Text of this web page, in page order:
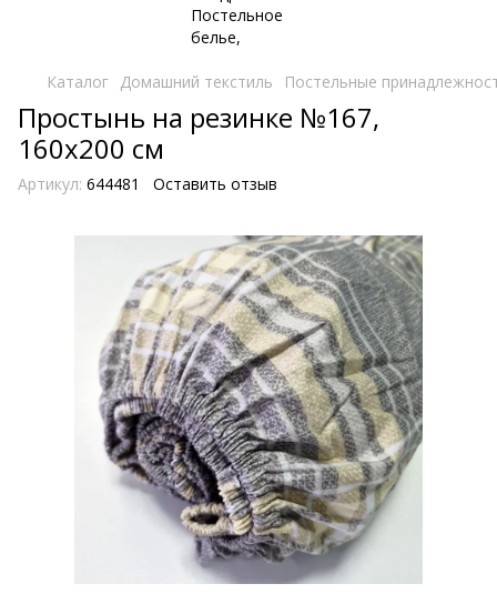
Каталог Домашний текстиль Постельные
Простынь на резинке №167,
160х200 см
Артикул: 644481 Оставить отзыв